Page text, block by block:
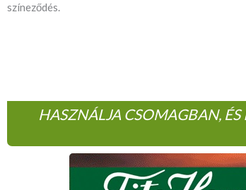
színeződés.
HASZNÁLJA CSOMAGBAN,